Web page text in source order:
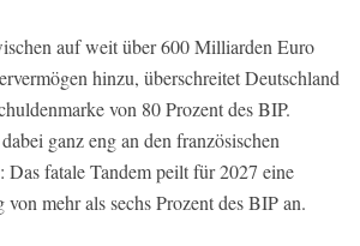
auf weit über 600 Milliarden Euro
hinzu, überschreitet Deutschland
von 80 Prozent des BIP.
ganz eng an den französischen
Das fatale Tandem peilt für 2027 eine
mehr als sechs Prozent des BIP an.